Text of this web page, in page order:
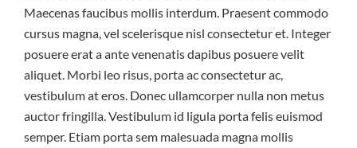
Maecenas faucibus mollis interdum. Praesent commodo
cursus magna, vel scelerisque nisl consectetur et. Integer
posuere erat a ante venenatis dapibus posuere velit
aliquet. Morbi leo risus, porta ac consectetur ac,
vestibulum at eros. Donec ullamcorper nulla non metus
auctor fringilla. Vestibulum id ligula porta felis euismod
semper. Etiam porta sem malesuada magna mollis